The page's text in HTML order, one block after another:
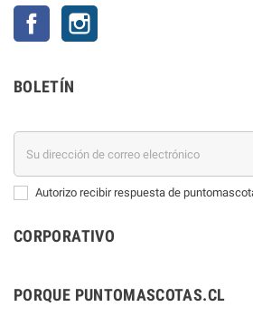
Facebook
BOLETÍN
Autorizo recibir respuesta de
CORPORATIVO
PORQUE PUNTOMASCOTAS.CL